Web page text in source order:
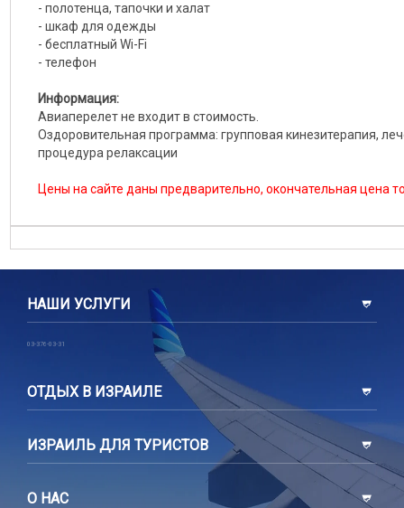
- полотенца, тапочки и халат
- шкаф для одежды
- бесплатный Wi-Fi
- телефон
Информация:
Авиаперелет не входит в стоимость.
Оздоровительная программа: групповая кинезитерапия,
процедура релаксации
Цены на сайте даны предварительно, окончательная цена
НАШИ УСЛУГИ
03-376-03-31
ОТДЫХ В ИЗРАИЛЕ
ИЗРАИЛЬ ДЛЯ ТУРИСТОВ
О НАС